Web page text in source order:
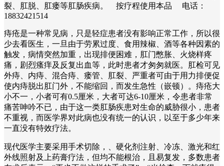
裂、肛脱、肛瘘等肛肠疾病。 按疗程使用本品 电话：
18832421514
痔疮是一种常见病，只是轻症患者没有影响正常工作，所以很
少去看医生，一旦由于劳累过度、食用辣椒、酒等各种因素的
触发，病情突然加重，出现排便困难，肛门憋胀、火烧样疼
痛，剧烈瘙痒及反复出血等，此时患者才匆匆就医。肛检可见
外痔、内痔、混合痔、瘘管、肛裂、严重者可由于用力排便促
使内痔脱出肛门外，不能缩回，而发生急性（嵌顿）。痔疮大
小不一，小者可有0.5厘米，大者可达6-10厘米，令患者非常
痛苦呻吟不已，由于这一类肛肠疾患对生命的威胁很小，患者
不重视，而医学界对此病也没有统一的认识，以至于多少年来
一直没有特效疗法。
现代医学主要采用手术切除，、硬化剂注射、冷冻、激光和红
外线照射及上药膏疗法，但均不能根治，且易复发，多数患者